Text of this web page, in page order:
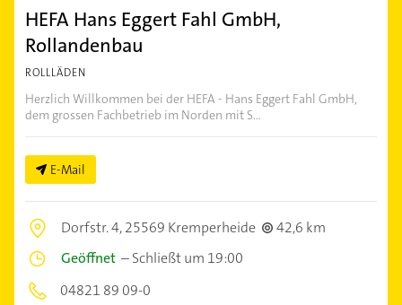
HEFA Hans Eggert Fahl GmbH,
Rollandenbau
ROLLLÄDEN
Herzlich Willkommen bei der HEFA - Hans Eggert Fahl GmbH,
dem grossen Fachbetrieb im Norden mit S...
E-Mail
Dorfstr. 4,25569 Kremperheide
42,6 km
Geöffnet –Schließt um 19:00
04821 89 09-0